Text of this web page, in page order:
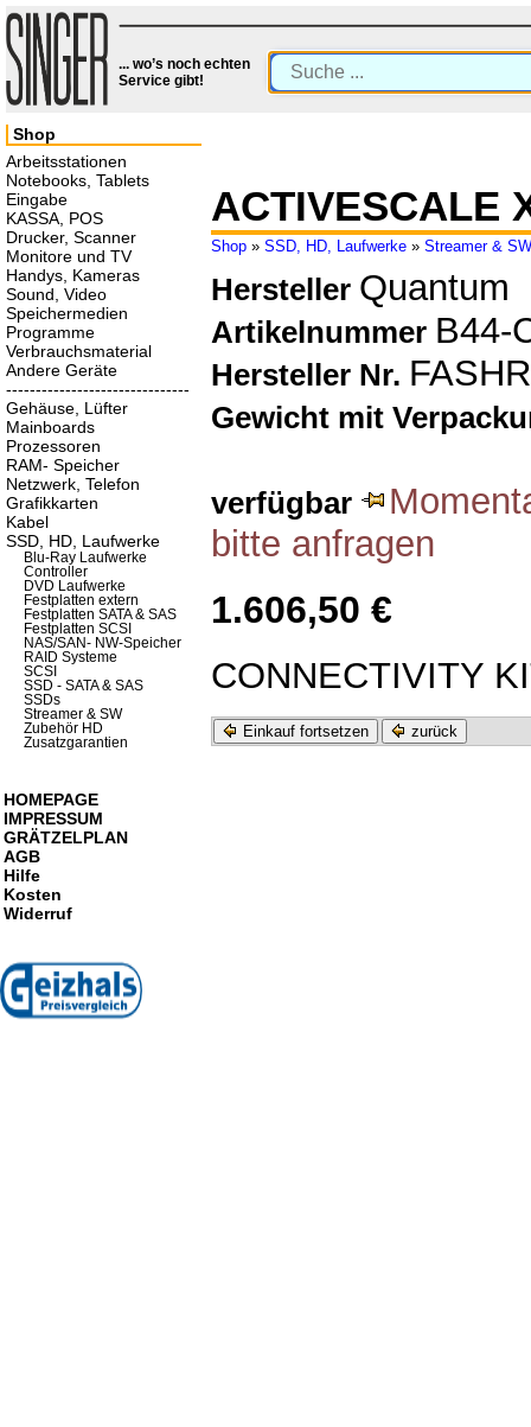
... wo’s noch echten
Service gibt!
ACTIVESCALE
Shop » SSD, HD, Laufwerke » Streamer & SW
Hersteller Quantum
Artikelnummer B44-
Hersteller Nr.
Gewicht mit
verfügbar
bitte anfragen
1.606,50 €
CONNECTIVITY
Einkauf fortsetzen zurück
Shop
Arbeitsstationen
Notebooks, Tablets
Eingabe
KASSA, POS
Drucker, Scanner
Monitore und TV
Handys, Kameras
Sound, Video
Speichermedien
Programme
Verbrauchsmaterial
Andere Geräte
-------------------------------
Gehäuse, Lüfter
Mainboards
Prozessoren
RAM- Speicher
Netzwerk, Telefon
Grafikkarten
Kabel
SSD, HD, Laufwerke
Blu-Ray Laufwerke
Controller
DVD Laufwerke
Festplatten extern
Festplatten SATA & SAS
Festplatten SCSI
NAS/SAN- NW-Speicher
RAID Systeme
SCSI
SSD - SATA & SAS
SSDs
Streamer & SW
Zubehör HD
Zusatzgarantien
HOMEPAGE
IMPRESSUM
GRÄTZELPLAN
AGB
Hilfe
Kosten
Widerruf